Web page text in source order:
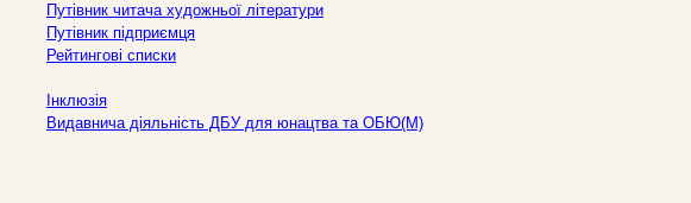
Путівник читача художньої літератури
Путівник підприємця
Рейтингові списки
Інклюзія
Видавнича діяльність ДБУ для юнацтва та ОБЮ(М)